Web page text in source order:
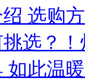
选购
选？
如此温暖